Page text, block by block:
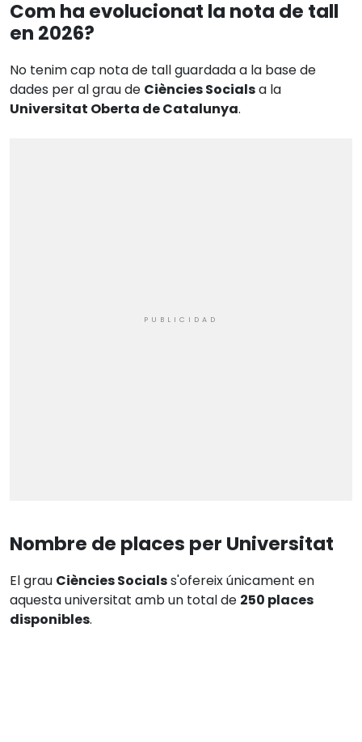
Com ha evolucionat la nota de tall
en 2026?
No tenim cap nota de tall guardada a la base de
dades per al grau de Ciències Socialsa la
Universitat Oberta de Catalunya.
Nombre de places per Universitat
El grau Ciències Socialss'ofereix únicament en
aquesta universitat amb un total de 250 places
disponibles.